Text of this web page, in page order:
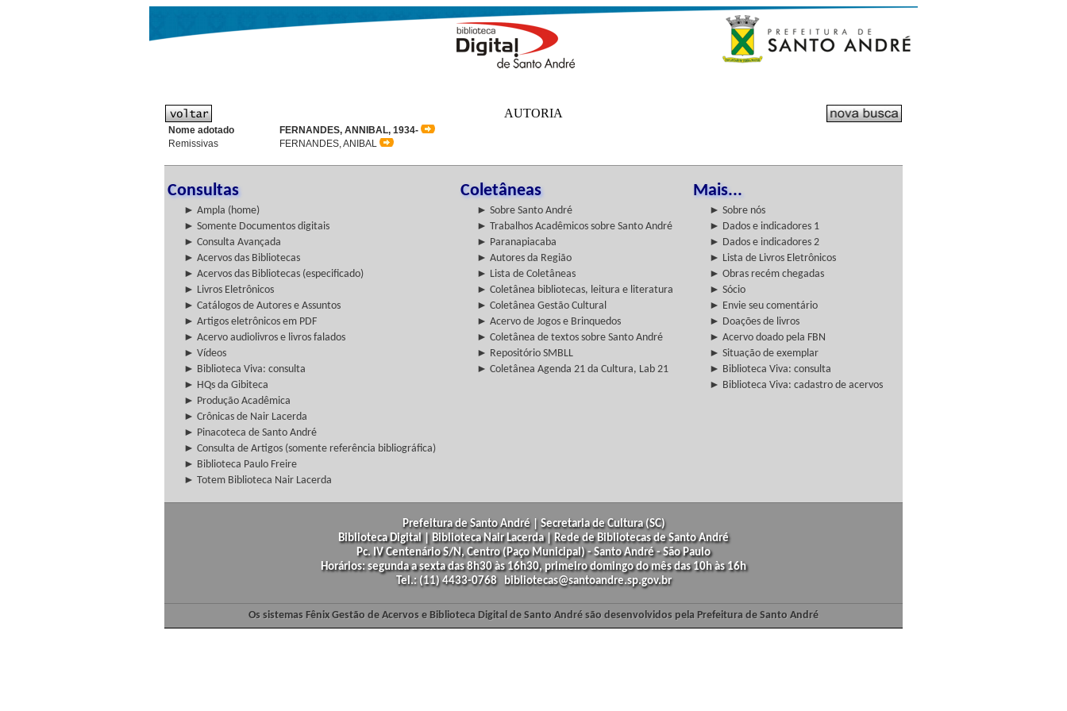
AUTORIA
Nome adotado
FERNANDES, ANNIBAL, 1934-
Remissivas
FERNANDES, ANIBAL
Consultas Coletâneas Mais...
► Ampla (home) ► Sobre Santo André
► Sobre nós
► Somente Documentos digitais
► Trabalhos Acadêmicos sobre Santo André
► Dados e indicadores 1
► Consulta Avançada
► Paranapiacaba
► Dados e indicadores 2
► Acervos das Bibliotecas
► Autores da Região
► Lista de Livros Eletrônicos
► Acervos das Bibliotecas (especificado)
► Lista de Coletâneas
► Obras recém chegadas
► Livros Eletrônicos
► Coletânea bibliotecas, leitura e literatura
► Sócio
► Catálogos de Autores e Assuntos
► Coletânea Gestão Cultural
► Envie seu comentário
► Artigos eletrônicos em PDF
► Acervo de Jogos e Brinquedos
► Doações de livros
► Acervo audiolivros e livros falados
► Coletânea de textos sobre Santo André
► Acervo doado pela FBN
► Vídeos
► Repositório SMBLL
► Situação de exemplar
► Biblioteca Viva: consulta
► Coletânea Agenda 21 da Cultura, Lab 21
► Biblioteca Viva: consulta
► HQs da Gibiteca
► Biblioteca Viva: cadastro de acervos
► Produção Acadêmica
► Crônicas de Nair Lacerda
► Pinacoteca de Santo André
► Consulta de Artigos (somente referência bibliográfica)
► Biblioteca Paulo Freire
► Totem Biblioteca Nair Lacerda
Prefeitura de Santo André | Secretaria de Cultura (SC)
Biblioteca Digital | Biblioteca Nair Lacerda | Rede de Bibliotecas de Santo André
Pc. IV Centenário S/N, Centro (Paço Municipal) - Santo André - São Paulo
Horários: segunda a sexta das 8h30 às 16h30, primeiro domingo do mês das 10h às 16h
Tel.: (11) 4433-0768 bibliotecas@santoandre.sp.gov.br
Os sistemas Fênix Gestão de Acervos e Biblioteca Digital de Santo André são desenvolvidos pela Prefeitura de Santo André